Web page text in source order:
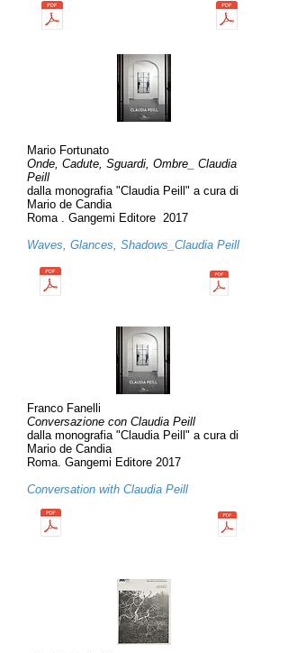
Mario Fortunato
Onde, Cadute, Sguardi, Ombre_ Claudia
Peill
dalla monografia "Claudia Peill" a cura di
Mario de Candia
Roma . Gangemi Editore 2017
Waves, Glances, Shadows_Claudia Peill
Franco Fanelli
Conversazione con Claudia Peill
dalla monografia "Claudia Peill" a cura di
Mario de Candia
Roma. Gangemi Editore 2017
Conversation with Claudia Peill